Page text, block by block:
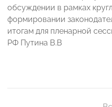
обсуждении в рамках
формировании
итогам для пленарной
РФ Путина В.В